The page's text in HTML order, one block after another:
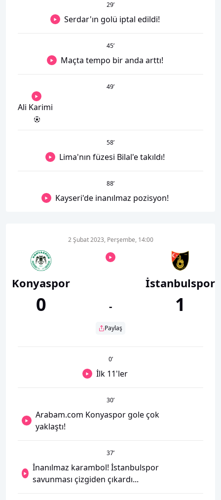
29’
Serdar'ın golü iptal edildi!
45’
Maçta tempo bir anda arttı!
49’
Ali Karimi
58’
Lima'nın füzesi Bilal'e takıldı!
88’
Kayseri'de inanılmaz pozisyon!
Konyaspor
0
2 Şubat 2023, Perşembe, 14:00
-
Paylaş
İstanbulspor
1
0’
İlk 11'ler
30’
Arabam.com Konyaspor gole çok
yaklaştı!
37’
İnanılmaz karambol! İstanbulspor
savunması çizgiden çıkardı...